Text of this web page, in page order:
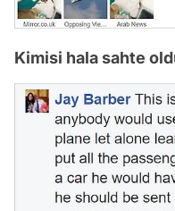
Kimisi hala sahte